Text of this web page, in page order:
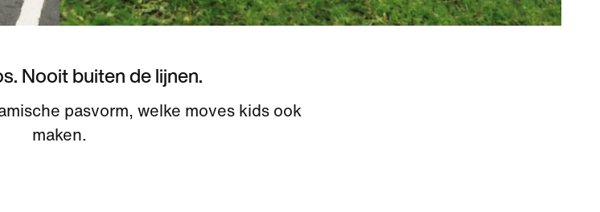
Nooit buiten de lijnen.
pasvorm, welke moves kids ook
maken.